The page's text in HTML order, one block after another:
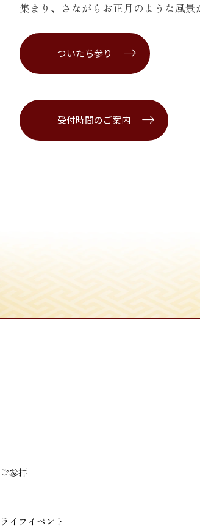
集まり、さながらお正月のような風景
ついたち参り
受付時間のご案内
参拝
イフイベント